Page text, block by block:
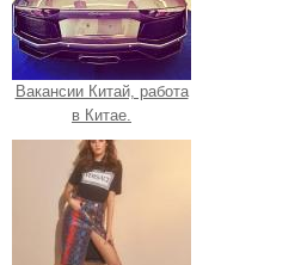
Вакансии Китай, работа
в Китае.